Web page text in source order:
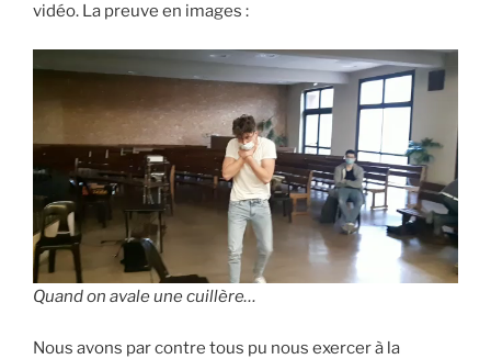
vidéo. La preuve en images :
Quand on avale une cuillère…
Nous avons par contre tous pu nous exercer à la